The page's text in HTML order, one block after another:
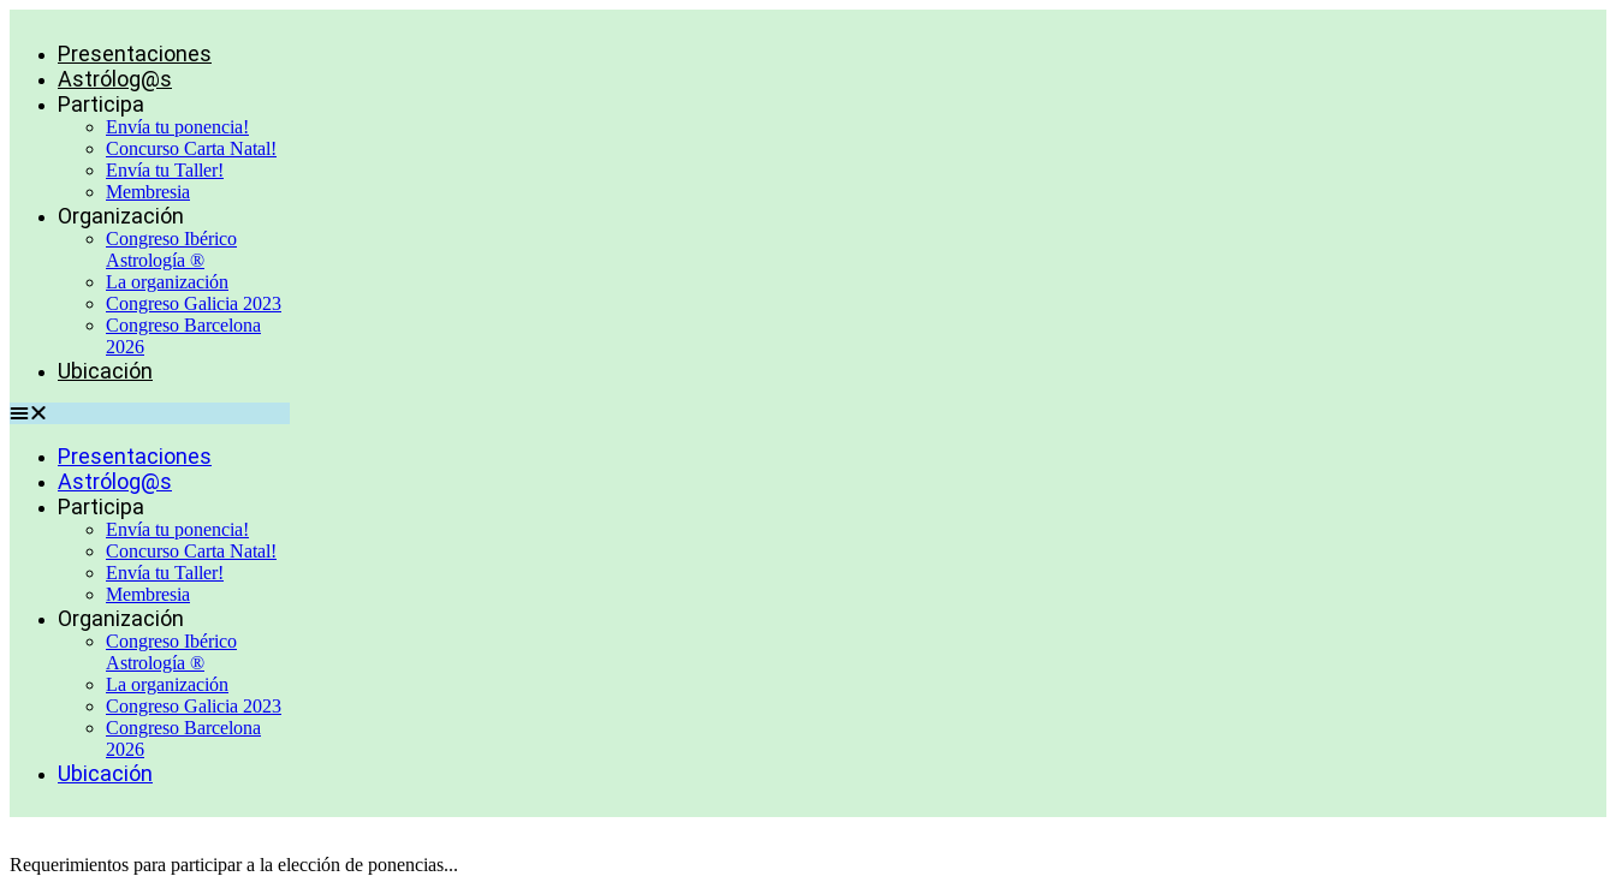
contenidoPresentaciones
Astrólog@s
Participa
Envía tu ponencia!
Concurso Carta Natal!
Envía tu Taller!
Membresia
Organización
Congreso Ibérico
Astrología ®
La organización
Congreso Galicia 2023
Congreso Barcelona
2026
Ubicación
Presentaciones
Astrólog@s
Participa
Envía tu ponencia!
Concurso Carta Natal!
Envía tu Taller!
Membresia
Organización
Congreso Ibérico
Astrología ®
La organización
Congreso Galicia 2023
Congreso Barcelona
2026
Ubicación
Requerimientos para participar a la elección de ponencias...